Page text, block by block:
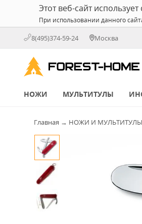
Этот веб-сайт
При использовании данного
8(495)374-59-24 Москва
НОЖИ МУЛЬТИТУЛЫ
Главная → НОЖИ И МУЛЬТИТУЛЫ